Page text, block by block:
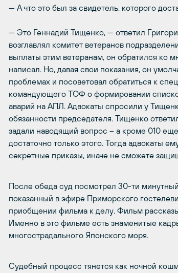
— А что это был за свидетель, которого
— Это Геннадий Тищенко, — ответил
возглавлял комитет ветеранов
выплаты этим ветеранам, он обратился ко
написал. Но, давая свои показания, он
проблемах и посоветовал обратиться к
командующего ТОФ о формировании
аварий на АПЛ. Адвокаты спросили у
обязанности председателя. Тищенко
задали наводящий вопрос – а кроме 010
достаточно только этого. Тогда адвокаты
секретные приказы, иначе не сможете
После обеда суд посмотрел 30-ти
показанный в эфире Приморского
приобщении фильма к делу. Фильм
Именно в это фильме есть знаменитые
многострадального Японского моря.
Судебный процесс тянется как ночной